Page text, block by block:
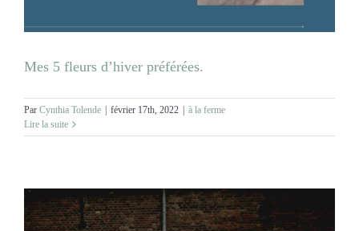
Mes 5 fleurs d’hiver préférées.
Par Cynthia Tolende | février 17th, 2022 | à la ferme
Lire la suite